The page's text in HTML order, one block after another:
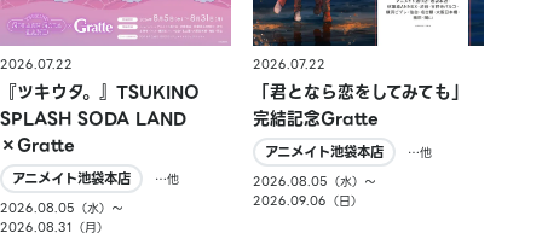
2026.07.22
『ツキウタ。』TSUKINO
SPLASH SODA LAND
×Gratte
アニメイト池袋本店
…他
2026.08.05（水）〜
2026.08.31（月）
2026.07.22
「君となら恋をしてみても」
完結記念Gratte
アニメイト池袋本店
…他
2026.08.05（水）〜
2026.09.06（日）